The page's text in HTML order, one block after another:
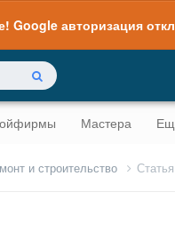
Google авторизация
Мастера
и строительство